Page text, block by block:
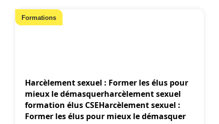
Formations
Harcèlement sexuel : Former les élus pour
mieux le démasquerharcèlement sexuel
formation élus CSEHarcèlement sexuel :
Former les élus pour mieux le démasquer